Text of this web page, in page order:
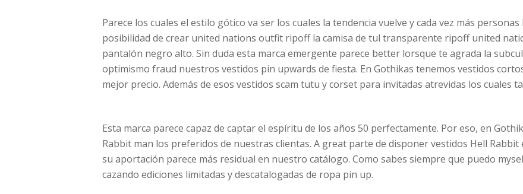
Parece los cuales el estilo gótico va ser los cuales la tendencia vuelve y cada vez más
posibilidad de crear united nations outfit ripoff la camisa de tul transparente ripoff united
pantalón negro alto. Sin duda esta marca emergente parece better lorsque te agrada la
optimismo fraud nuestros vestidos pin upwards de fiesta. En Gothikas tenemos vestidos
mejor precio. Además de esos vestidos scam tutu y corset para invitadas atrevidas los cuales
Esta marca parece capaz de captar el espíritu de los años 50 perfectamente. Por eso, en
Rabbit man los preferidos de nuestras clientas. A great parte de disponer vestidos Hell
su aportación parece más residual en nuestro catálogo. Como sabes siempre que puedo
cazando ediciones limitadas y descatalogadas de ropa pin up.